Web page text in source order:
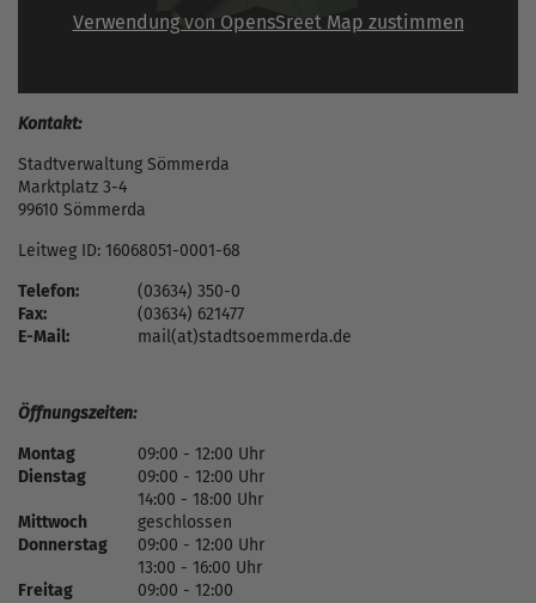
Verwendung von OpensSreet Map zustimmen
Kontakt:
Stadtverwaltung Sömmerda
Marktplatz 3-4
99610 Sömmerda
Leitweg ID: 16068051-0001-68
Telefon:
(03634) 350-0
Fax:
(03634) 621477
E-Mail:
mail(at)stadtsoemmerda.de
Öffnungszeiten:
Montag
09:00 - 12:00 Uhr
Dienstag
09:00 - 12:00 Uhr
14:00 - 18:00 Uhr
Mittwoch
geschlossen
Donnerstag
09:00 - 12:00 Uhr
13:00 - 16:00 Uhr
Freitag
09:00 - 12:00